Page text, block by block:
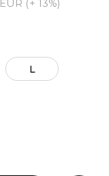
EUR (+ 13%)
L